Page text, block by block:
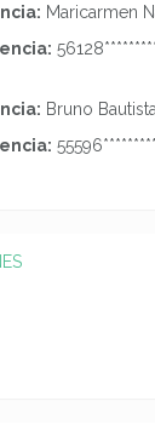
Maricarmen
Bruno Bautista